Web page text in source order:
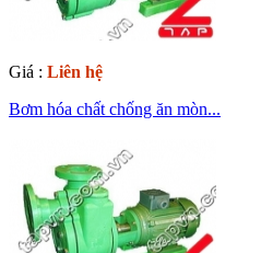
Giá : Liên hệ
Bơm hóa chất chống ăn mòn...